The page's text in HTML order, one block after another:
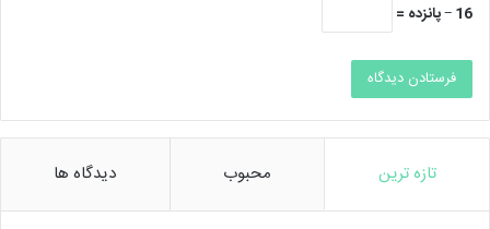
16 − پانزده =
تازه ترین محبوب دیدگاه ها